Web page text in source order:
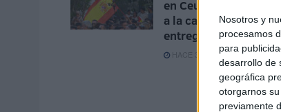
Nosotros y
procesamos
para
desarrollo de
geográfica
otorgarnos
previamente
en Ceuta: "No dejéis
a la calle, lo contrario
entregar nuestra
HACE 3 HORAS